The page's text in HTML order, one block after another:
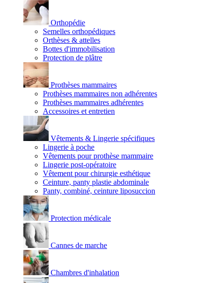
Orthopédie
Semelles orthopédiques
Orthèses & attelles
Bottes d'immobilisation
Protection de plâtre
Prothèses mammaires
Prothèses mammaires non adhérentes
Prothèses mammaires adhérentes
Accessoires et entretien
Vêtements & Lingerie spécifiques
Lingerie à poche
Vêtements pour prothèse mammaire
Lingerie post-opératoire
Vêtement pour chirurgie esthétique
Ceinture, panty plastie abdominale
Panty, combiné, ceinture liposuccion
Protection médicale
Cannes de marche
Chambres d'inhalation